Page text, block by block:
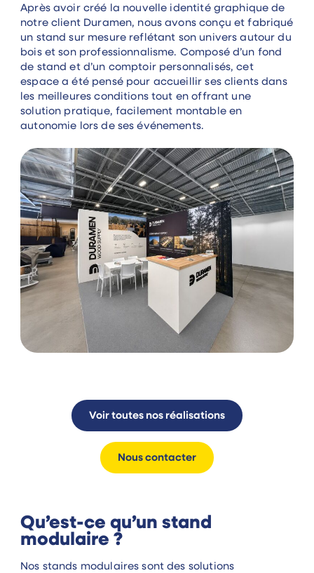
Après avoir créé la nouvelle identité graphique de
notre client Duramen, nous avons conçu et fabriqué
un stand sur mesure reflétant son univers autour du
bois et son professionnalisme. Composé d’un fond
de stand et d’un comptoir personnalisés, cet
espace a été pensé pour accueillir ses clients dans
les meilleures conditions tout en offrant une
solution pratique, facilement montable en
autonomie lors de ses événements.
Voir toutes nos réalisations
Nous contacter
Qu’est-ce qu’un stand
modulaire ?
Nos stands modulaires sont des solutions